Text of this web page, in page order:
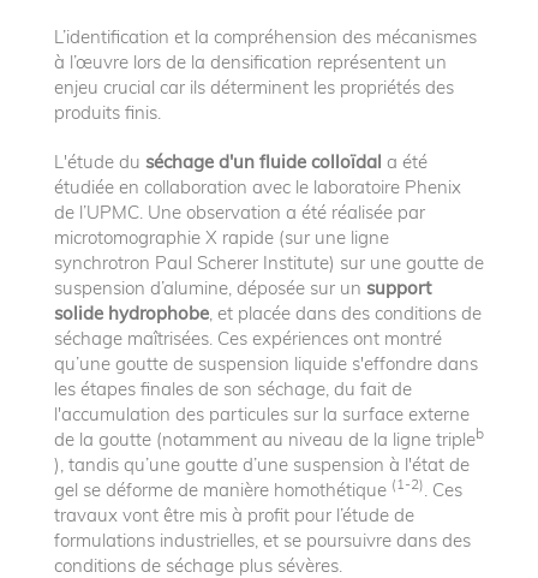
L’identification et la compréhension des mécanismes
à l’œuvre lors de la densification représentent un
enjeu crucial car ils déterminent les propriétés des
produits finis.
L'étude du séchage d'un fluide colloïdal a été
étudiée en collaboration avec le laboratoire Phenix
de l’UPMC. Une observation a été réalisée par
microtomographie X rapide (sur une ligne
synchrotron Paul Scherer Institute) sur une goutte de
suspension d’alumine, déposée sur un support
solide hydrophobe , et placée dans des conditions de
séchage maîtrisées. Ces expériences ont montré
qu’une goutte de suspension liquide s'effondre dans
les étapes finales de son séchage, du fait de
l'accumulation des particules sur la surface externe
de la goutte (notamment au niveau de la ligne tripleb
), tandis qu’une goutte d’une suspension à l'état de
gel se déforme de manière homothétique (1-2) . Ces
travaux vont être mis à profit pour l’étude de
formulations industrielles, et se poursuivre dans des
conditions de séchage plus sévères.